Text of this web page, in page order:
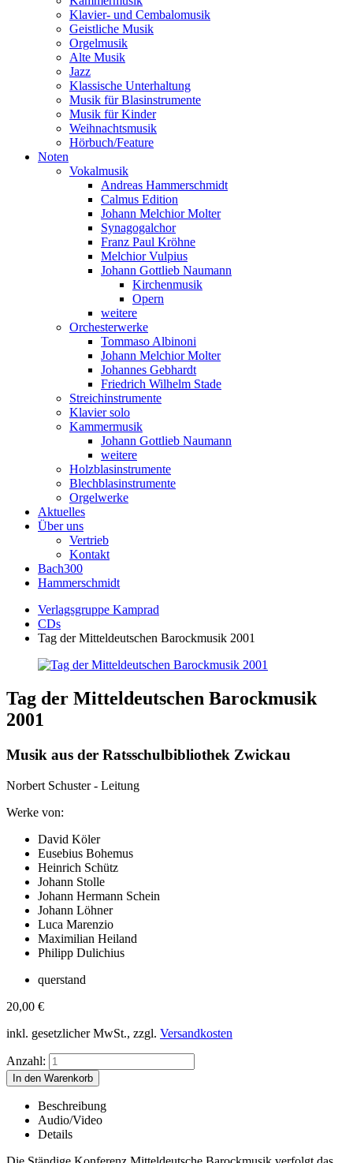
Klavier- und Cembalomusik
Geistliche Musik
Orgelmusik
Alte Musik
Jazz
Klassische Unterhaltung
Musik für Blasinstrumente
Musik für Kinder
Weihnachtsmusik
Hörbuch/Feature
Noten
Vokalmusik
Andreas Hammerschmidt
Calmus Edition
Johann Melchior Molter
Synagogalchor
Franz Paul Kröhne
Melchior Vulpius
Johann Gottlieb Naumann
Kirchenmusik
Opern
weitere
Orchesterwerke
Tommaso Albinoni
Johann Melchior Molter
Johannes Gebhardt
Friedrich Wilhelm Stade
Streichinstrumente
Klavier solo
Kammermusik
Johann Gottlieb Naumann
weitere
Holzblasinstrumente
Blechblasinstrumente
Orgelwerke
Aktuelles
Über uns
Vertrieb
Kontakt
Bach300
Hammerschmidt
Verlagsgruppe Kamprad
CDs
Tag der Mitteldeutschen Barockmusik 2001
Tag der Mitteldeutschen Barockmusik
2001
Musik aus der Ratsschulbibliothek Zwickau
Norbert Schuster - Leitung
Werke von:
David Köler
Eusebius Bohemus
Heinrich Schütz
Johann Stolle
Johann Hermann Schein
Johann Löhner
Luca Marenzio
Maximilian Heiland
Philipp Dulichius
querstand
20,00 €
inkl. gesetzlicher MwSt., zzgl. Versandkosten
Anzahl:
Beschreibung
Audio/Video
Details